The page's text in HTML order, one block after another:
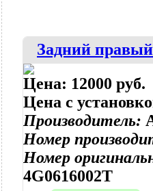
Задний
Цена: 12000 руб.
Цена с
Производитель:
Номер
Номер
4G0616002T